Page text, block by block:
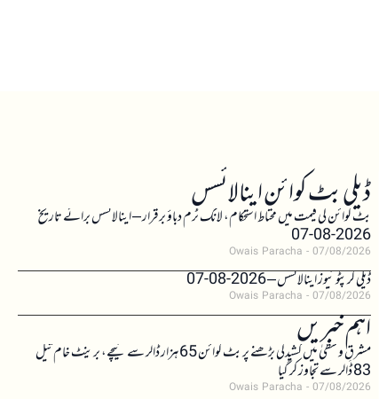
ڈیلی بٹ کوائن اینالائسس
بٹ کوائن کی قیمت میں محتاط استحکام، لانگ ٹرم دباؤ برقرار – اینالائسس برائے تاریخ
2026-08-07
Owais Paracha 07/08/2026
ڈیلی کرپٹو نیوز اینالائسس – 2026-08-07
Owais Paracha 07/08/2026
اہم خبریں مشرقِ وسطیٰ میں کشیدگی بڑھنے پر بٹ کوائن 65 ہزار ڈالر سے نیچے، برینٹ خام تیل
83 ڈالر سے تجاوز کر گیا
Owais Paracha 07/08/2026